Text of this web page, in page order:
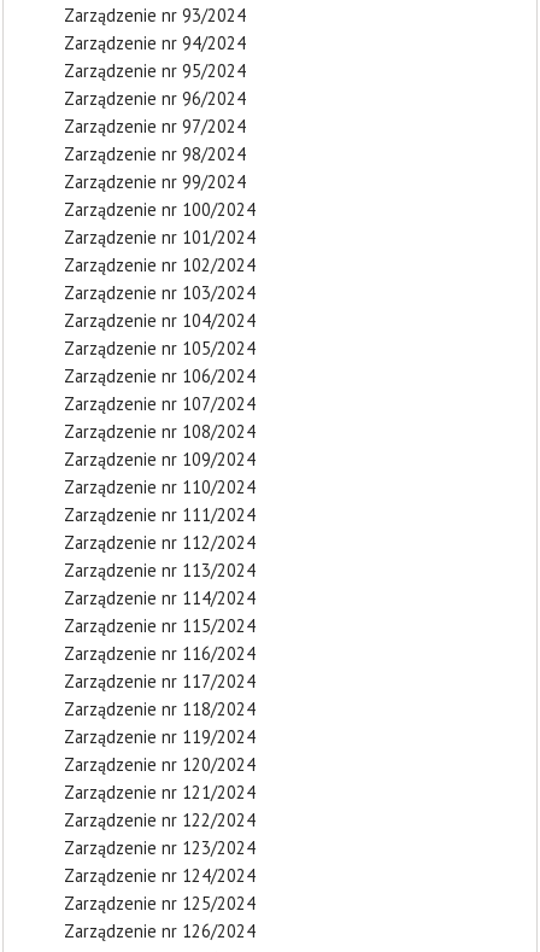
Zarządzenie nr 93/2024
Zarządzenie nr 94/2024
Zarządzenie nr 95/2024
Zarządzenie nr 96/2024
Zarządzenie nr 97/2024
Zarządzenie nr 98/2024
Zarządzenie nr 99/2024
Zarządzenie nr 100/2024
Zarządzenie nr 101/2024
Zarządzenie nr 102/2024
Zarządzenie nr 103/2024
Zarządzenie nr 104/2024
Zarządzenie nr 105/2024
Zarządzenie nr 106/2024
Zarządzenie nr 107/2024
Zarządzenie nr 108/2024
Zarządzenie nr 109/2024
Zarządzenie nr 110/2024
Zarządzenie nr 111/2024
Zarządzenie nr 112/2024
Zarządzenie nr 113/2024
Zarządzenie nr 114/2024
Zarządzenie nr 115/2024
Zarządzenie nr 116/2024
Zarządzenie nr 117/2024
Zarządzenie nr 118/2024
Zarządzenie nr 119/2024
Zarządzenie nr 120/2024
Zarządzenie nr 121/2024
Zarządzenie nr 122/2024
Zarządzenie nr 123/2024
Zarządzenie nr 124/2024
Zarządzenie nr 125/2024
Zarządzenie nr 126/2024